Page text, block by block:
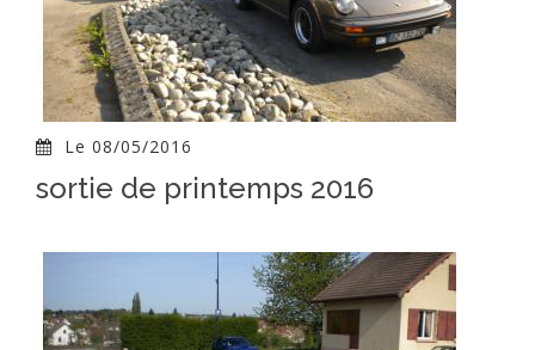
Le 08/05/2016
sortie de printemps 2016